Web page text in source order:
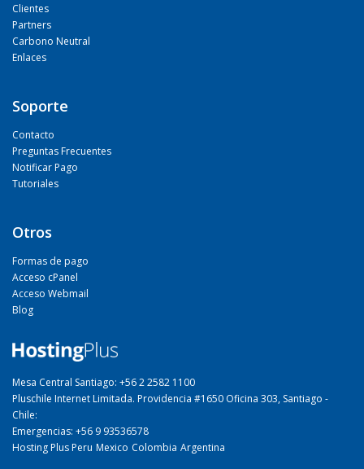
Clientes
Partners
Carbono Neutral
Enlaces
Soporte
Contacto
Preguntas Frecuentes
Notificar Pago
Tutoriales
Otros
Formas de pago
Acceso cPanel
Acceso Webmail
Blog
Mesa Central Santiago: +56 2 2582 1100
Pluschile Internet Limitada. Providencia #1650 Oficina 303, Santiago -
Chile:
Emergencias: +56 9 93536578
Hosting Plus Peru Mexico Colombia Argentina